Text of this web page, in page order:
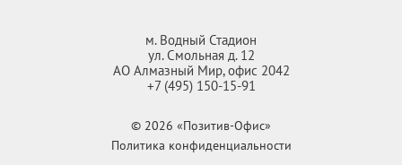
м. Водный Стадион
ул. Смольная д. 12
АО Алмазный Мир, офис 2042
+7 (495) 150-15-91
© 2026 «Позитив-Офис»
Политика конфиденциальности